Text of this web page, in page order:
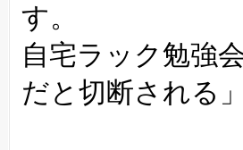
す。
自宅ラック勉強
だと切断される